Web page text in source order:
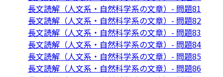
長文読解（人文系・自然科学系の文章）- 問題81
長文読解（人文系・自然科学系の文章）- 問題82
長文読解（人文系・自然科学系の文章）- 問題83
長文読解（人文系・自然科学系の文章）- 問題84
長文読解（人文系・自然科学系の文章）- 問題85
長文読解（人文系・自然科学系の文章）- 問題86